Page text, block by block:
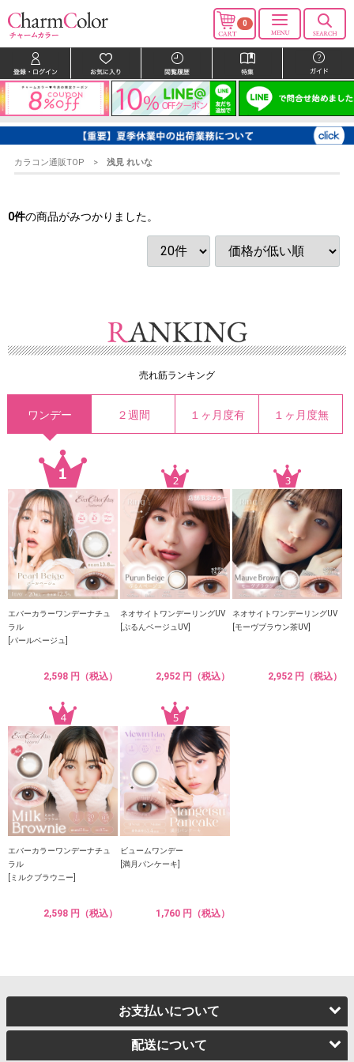
0
カラコン通販TOP 浅見 れいな
0件の商品がみつかりました。
売れ筋ランキング
ワンデー ２週間 １ヶ月度有 １ヶ月度無
エバーカラーワンデーナチュ
ラル
[パールベージュ]
2,598 円（税込）
ネオサイトワンデーリングUV
[ぷるんベージュUV]
2,952 円（税込）
ネオサイトワンデーリングUV
[モーヴブラウン茶UV]
2,952 円（税込）
エバーカラーワンデーナチュ
ラル
[ミルクブラウニー]
2,598 円（税込）
ビュームワンデー
[満月パンケーキ]
1,760 円（税込）
お支払いについて
配送について